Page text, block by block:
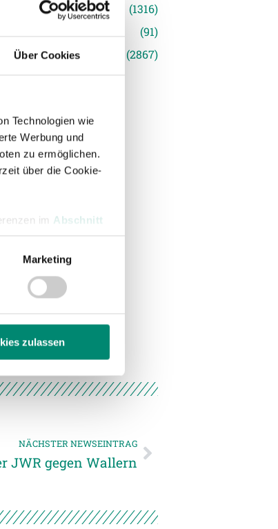
Über Cookies
Technologien wie
Werbung und
zu ermöglichen.
über die Cookie-
im Abschnitt
unserer
.
Marketing
zulassen
(1316)
(91)
(2867)
NÄCHSTER NEWSEINTRAG
JWR gegen Wallern